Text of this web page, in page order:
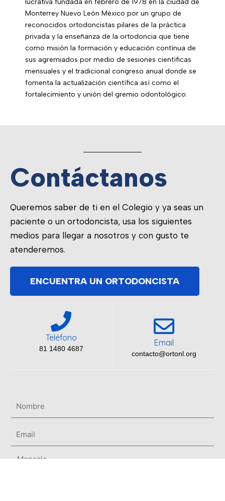
Monterrey Nuevo León México por un grupo de
reconocidos ortodoncistas pilares de la práctica
privada y la enseñanza de la ortodoncia que tiene
como misión la formación y educación contínua de
sus agremiados por medio de sesiones científicas
mensuales y el tradicional congreso anual donde se
fomenta la actualización científica así como el
fortalecimiento y unión del gremio odontológico.
Contáctanos
Queremos saber de ti en el Colegio y ya seas un
paciente o un ortodoncista, usa los siguientes
medios para llegar a nosotros y con gusto te
atenderemos.
ENCUENTRA UN ORTODONCISTA
Teléfono
81 1480 4687
Email
contacto@ortonl.org